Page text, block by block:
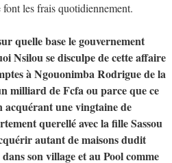
les frais quotidiennement.
quelle base le gouvernement
Nsilou se disculpe de cette affaire
à Ngouonimba Rodrigue de la
milliard de Fcfa ou parce que ce
acquérant une vingtaine de
querellé avec la fille Sassou
autant de maisons dudit
son village et au Pool comme